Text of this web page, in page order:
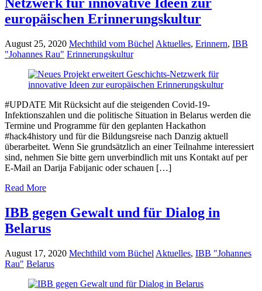
Netzwerk für innovative Ideen zur
europäischen Erinnerungskultur
August 25, 2020 Mechthild vom Büchel Aktuelles, Erinnern, IBB
"Johannes Rau" Erinnerungskultur
#UPDATE Mit Rücksicht auf die steigenden Covid-19-
Infektionszahlen und die politische Situation in Belarus werden die
Termine und Programme für den geplanten Hackathon
#hack4history und für die Bildungsreise nach Danzig aktuell
überarbeitet. Wenn Sie grundsätzlich an einer Teilnahme interessiert
sind, nehmen Sie bitte gern unverbindlich mit uns Kontakt auf per
E-Mail an Darija Fabijanic oder schauen […]
Read More
IBB gegen Gewalt und für Dialog in
Belarus
August 17, 2020 Mechthild vom Büchel Aktuelles, IBB "Johannes
Rau" Belarus